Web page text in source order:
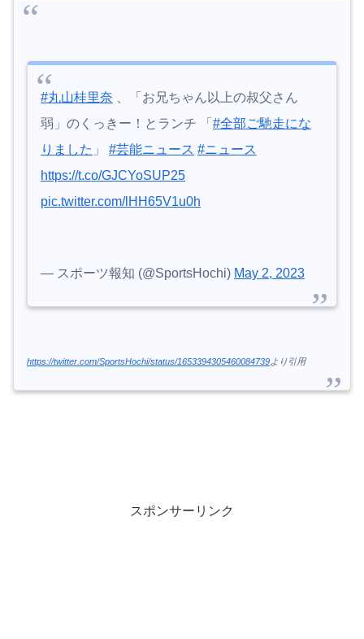
#丸山桂里奈 、「お兄ちゃん以上の叔父さん
弱」のくっきー！とランチ 「 #全部ご馳走にな
りました 」 #芸能ニュース #ニュース
https://t.co/GJCYoSUP25
pic.twitter.com/lHH65V1u0h
— スポーツ報知 (@SportsHochi) May 2, 2023
https://twitter.com/SportsHochi/status/1653394305460084739より引用
スポンサーリンク